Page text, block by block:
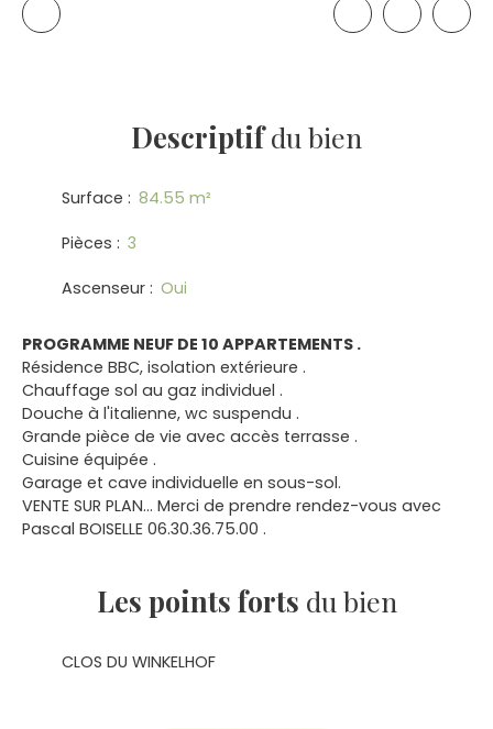
Descriptifdu bien
Surface : 84.55 m²
Pièces : 3
Ascenseur : Oui
PROGRAMME NEUF DE 10 APPARTEMENTS .
Résidence BBC, isolation extérieure .
Chauffage sol au gaz individuel .
Douche à l'italienne, wc suspendu .
Grande pièce de vie avec accès terrasse .
Cuisine équipée .
Garage et cave individuelle en sous-sol.
VENTE SUR PLAN... Merci de prendre rendez-vous avec
Pascal BOISELLE 06.30.36.75.00 .
Les points forts du bien
CLOS DU WINKELHOF